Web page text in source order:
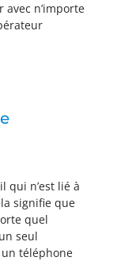
n’importe
qui n’est lié à
signifie que
quel
seul
téléphone